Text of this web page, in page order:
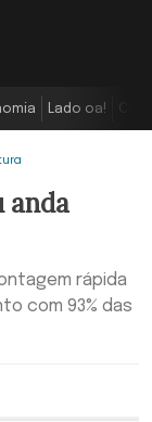
Lado oa!
anda
rápida
com 93% das